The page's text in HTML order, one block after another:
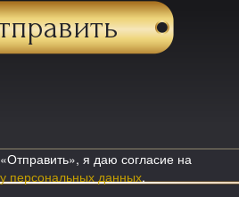
я даю согласие на
персональных данных.